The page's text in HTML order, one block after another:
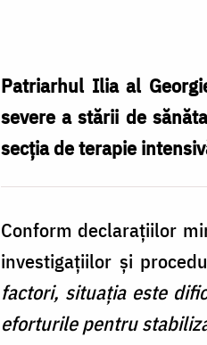
Patriarhul Ilia al
severe a stării de
secția de terapie
Conform declarațiilor
investigațiilor și
factori, situația este
eforturile pentru